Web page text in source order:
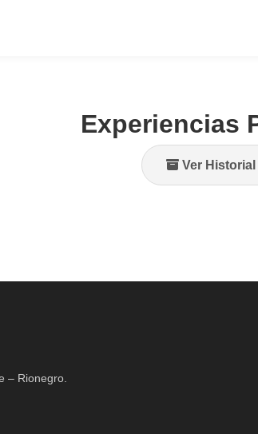
Experiencias
Ver Historial
– Rionegro.